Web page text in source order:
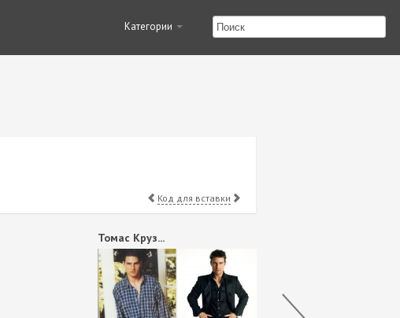
Категории
Код для вставки
Томас Круз...